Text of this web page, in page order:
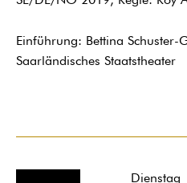
Einführung: Bettina
Saarländisches Staatstheater
Dienstag